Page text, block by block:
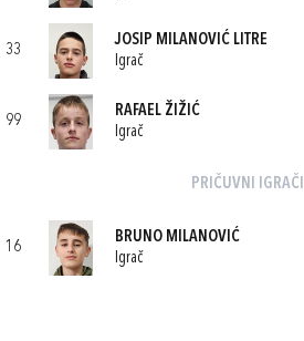
33
JOSIP MILANOVIĆ LITRE
Igrač
99
RAFAEL ŽIŽIĆ
Igrač
PRIČUVNI IGRAČI
16
BRUNO MILANOVIĆ
Igrač